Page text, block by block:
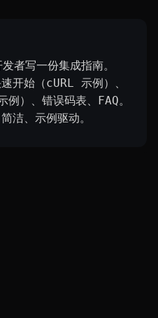
者写一份集成指南。
开始（cURL 示例）、
）、错误码表、FAQ。
、示例驱动。